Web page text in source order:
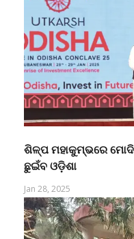
ଶିଳ୍ପ ମହାକୁମ୍ଭରେ
ଛୁଇଁବ ଓଡ଼ିଶା
Jan 28, 2025